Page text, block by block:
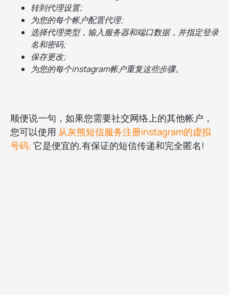
转到代理设置;
为您的每个帐户配置代理;
选择代理类型，输入服务器和端口数据，并指定登录
名和密码;
保存更改;
为您的每个instagram帐户重复这些步骤。
顺便说一句，如果您需要社交网络上的其他帐户，
您可以使用 从灰熊短信服务注册instagram的虚拟
号码: 它是便宜的,有保证的短信传递和完全匿名!